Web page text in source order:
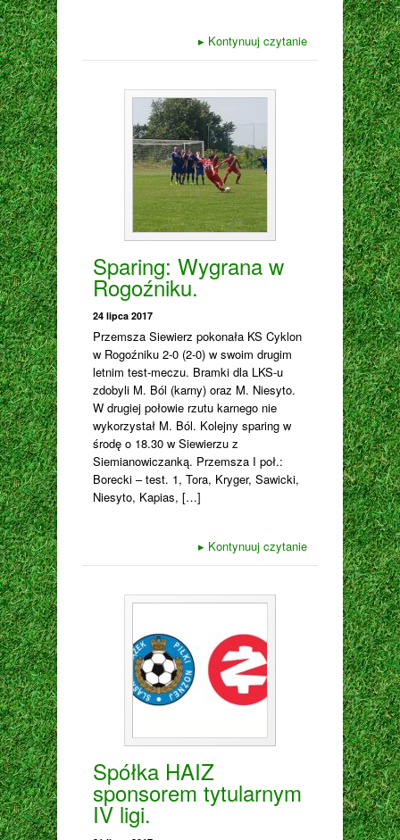
▸ Kontynuuj czytanie
Sparing: Wygrana w
Rogoźniku.
24 lipca 2017
Przemsza Siewierz pokonała KS Cyklon
w Rogoźniku 2-0 (2-0) w swoim drugim
letnim test-meczu. Bramki dla LKS-u
zdobyli M. Ból (karny) oraz M. Niesyto.
W drugiej połowie rzutu karnego nie
wykorzystał M. Ból. Kolejny sparing w
środę o 18.30 w Siewierzu z
Siemianowiczanką. Przemsza I poł.:
Borecki – test. 1, Tora, Kryger, Sawicki,
Niesyto, Kapias, […]
▸ Kontynuuj czytanie
Spółka HAIZ
sponsorem tytularnym
IV ligi.